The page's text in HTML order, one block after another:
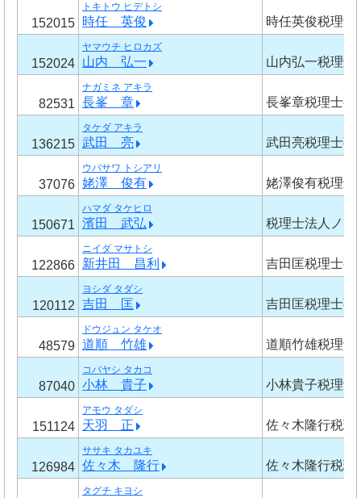
152015
トキトウ ヒデトシ
時任 英俊 時任英俊税理士
152024
ヤマウチ ヒロカズ
山内 弘一 山内弘一税理士
82531
ナガミネ アキラ
長峯 章 長峯章税理士事
136215
タケダ アキラ
武田 亮 武田亮税理士事
37076
ウバサワ トシアリ
姥澤 俊有 姥澤俊有税理士
150671
ハマダ タケヒロ
濱田 武弘 税理士法人ノー
122866
ニイダ マサトシ
新井田 昌利 吉田匡税理士事
120112
ヨシダ タダシ
吉田 匡 吉田匡税理士事
48579
ドウジュン タケオ
道順 竹雄 道順竹雄税理士
87040
コバヤシ タカコ
小林 貴子 小林貴子税理士
151124
アモウ タダシ
天羽 正 佐々木隆行税理
126984
ササキ タカユキ
佐々木 隆行 佐々木隆行税理
タグチ キヨシ